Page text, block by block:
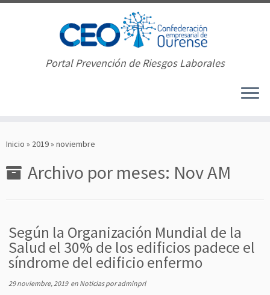
Portal Prevención de Riesgos Laborales
Inicio » 2019» noviembre
Archivo por meses: Nov AM
Según la Organización Mundial de la
Salud el 30% de los edificios padece el
síndrome del edificio enfermo
29 noviembre, 2019en Noticiasporadminprl